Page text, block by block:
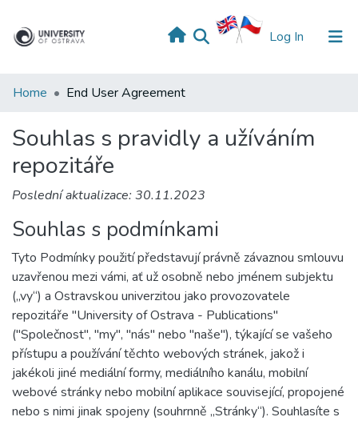
Log In (current)
Home End User Agreement
Souhlas s pravidly a užíváním
repozitáře
Poslední aktualizace: 30.11.2023
Souhlas s podmínkami
Tyto Podmínky použití představují právně závaznou smlouvu
uzavřenou mezi vámi, ať už osobně nebo jménem subjektu
(„vy“) a Ostravskou univerzitou jako provozovatele
repozitáře "University of Ostrava - Publications"
("Společnost", "my", "nás" nebo "naše"), týkající se vašeho
přístupu a používání těchto webových stránek, jakož i
jakékoli jiné mediální formy, mediálního kanálu, mobilní
webové stránky nebo mobilní aplikace související, propojené
nebo s nimi jinak spojeny (souhrnně „Stránky“). Souhlasíte s